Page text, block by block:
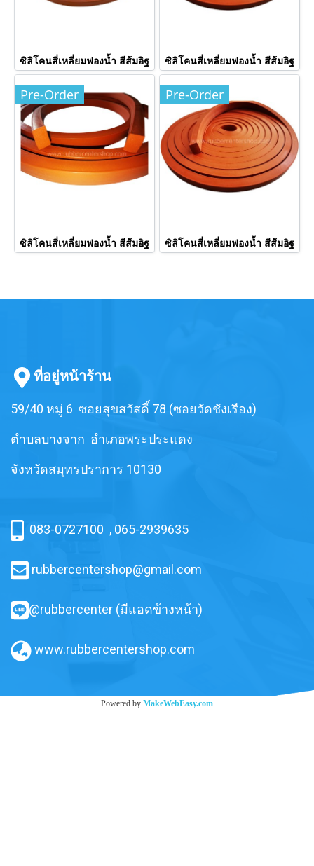
ซิลิโคนสี่เหลี่ยมฟองน้ำ สีส้มอิฐ ซิลิโคนสี่เหลี่ยมฟองน้ำ สีส้มอิฐ
Pre-Order
ซิลิโคนสี่เหลี่ยมฟองน้ำ สีส้มอิฐ
Pre-Order
ซิลิโคนสี่เหลี่ยมฟองน้ำ สีส้มอิฐ
ที่อยู่หน้าร้าน
59/40 หมู่ 6 ซอยสุขสวัสดิ์ 78 (ซอยวัดชังเรือง)
ตำบลบางจาก อำเภอพระประแดง
จังหวัดสมุทรปราการ 10130
083-0727100 , 065-2939635
rubbercentershop@gmail.com
@rubbercenter (มีแอดข้างหน้า)
www.rubbercentershop.com
Powered by MakeWebEasy.com